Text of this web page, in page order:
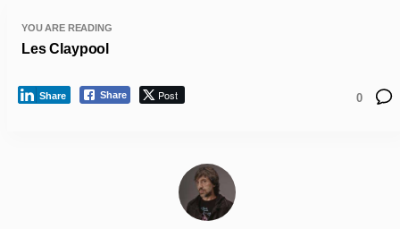
YOU ARE READING
Les Claypool
Share Post
Share 0